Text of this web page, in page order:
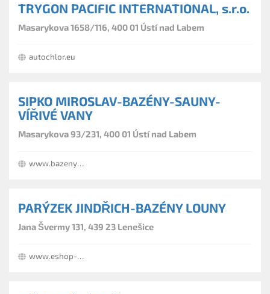
TRYGON PACIFIC INTERNATIONAL, s.r.o.
Masarykova 1658/116, 400 01 Ústí nad Labem
autochlor.eu
SIPKO MIROSLAV-BAZÉNY-SAUNY-
VÍŘIVÉ VANY
Masarykova 93/231, 400 01 Ústí nad Labem
www.bazeny-sipko.cz
PARÝZEK JINDŘICH-BAZÉNY LOUNY
Jana Švermy 131, 439 23 Lenešice
www.eshop-bazenu.cz